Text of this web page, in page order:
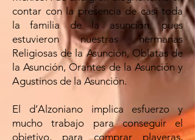
contar con la presencia de casi toda
la familia de la asunción, pues
estuvieron nuestras hermanas
Religiosas de la Asunción, Oblatas de
la Asunción, Orantes de la Asunción y
Agustinos de la Asunción.
El d’Alzoniano implica esfuerzo y
mucho trabajo para conseguir el
objetivo, para comprar playeras,